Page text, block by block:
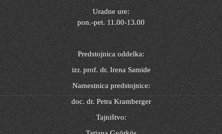
Uradne ure:
pon.-pet. 11.00-13.00
Predstojnica oddelka:
izr. prof. dr. Irena Samide
Namestnica predstojnice:
doc. dr. Petra Kramberger
Tajništvo: